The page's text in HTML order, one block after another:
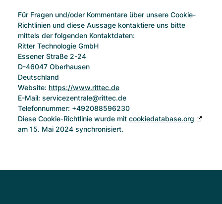
Für Fragen und/oder Kommentare über unsere Cookie-
Richtlinien und diese Aussage kontaktiere uns bitte
mittels der folgenden Kontaktdaten:
Ritter Technologie GmbH
Essener Straße 2-24
D-46047 Oberhausen
Deutschland
Website: https://www.rittec.de
E-Mail: servicezentrale@rittec.de
Telefonnummer: +492088596230
Diese Cookie-Richtlinie wurde mit cookiedatabase.org
am 15. Mai 2024 synchronisiert.